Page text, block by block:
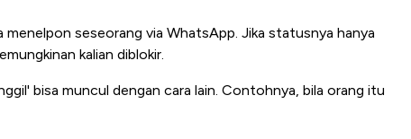
menelpon seseorang via WhatsApp. Jika statusnya hanya
kalian diblokir.
bisa muncul dengan cara lain. Contohnya, bila orang itu
Kuasai
Boeing-Airbus? Baik Buat Pengusaha RI